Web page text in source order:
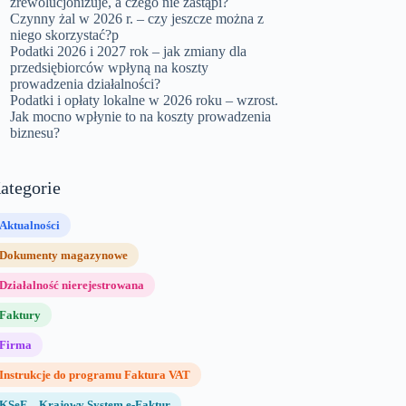
Czynny żal w 2026 r. – czy jeszcze można z
niego skorzystać?p
Podatki 2026 i 2027 rok – jak zmiany dla
przedsiębiorców wpłyną na koszty
prowadzenia działalności?
Podatki i opłaty lokalne w 2026 roku – wzrost.
Jak mocno wpłynie to na koszty prowadzenia
biznesu?
Aktualności
Dokumenty magazynowe
Działalność nierejestrowana
Faktury
Firma
Instrukcje do programu Faktura VAT